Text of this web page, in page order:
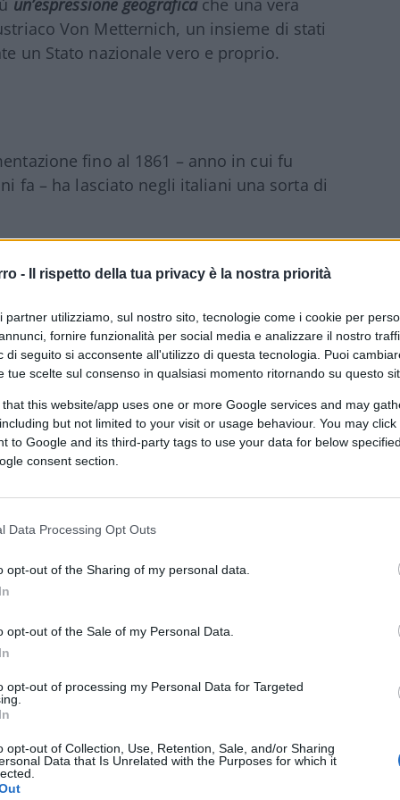
- Il rispetto della tua privacy è la nostra priorità
partner utilizziamo, sul nostro sito, tecnologie come i cookie per
fornire funzionalità per social media e analizzare il nostro
di seguito si acconsente all'utilizzo di questa tecnologia. Puoi
tue scelte sul consenso in qualsiasi momento ritornando su questo
that this website/app uses one or more Google services and may
but not limited to your visit or usage behaviour. You may
to Google and its third-party tags to use your data for below
consent section.
Data Processing Opt Outs
opt-out of the Sharing of my personal data.
opt-out of the Sale of my Personal Data.
opt-out of processing my Personal Data for Targeted
opt-out of Collection, Use, Retention, Sale, and/or Sharing
Data that Is Unrelated with the Purposes for which it
un’espressione geografica che una vera
Von Metternich, un insieme di stati
un Stato nazionale vero e proprio.
fino al 1861 – anno in cui fu
fa – ha lasciato negli italiani una sorta di
oggi i risparmiatori italiani sono
loro di diversificare gli investimenti al di
lontana in cui gli stranieri
e politicamente oggi guardare al
cittadini-risparmiatori una possibilità di
la crescita delle economie mondiali.
recuperare i livelli di Pil ante-2009 e lo
ultimi 12 anni – noi abbiamo perso
dei mercati e delle economie
dei capitali investiti è impietoso.